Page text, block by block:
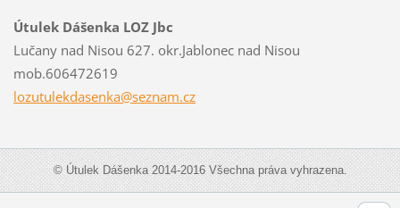
Útulek Dášenka LOZ Jbc
Lučany nad Nisou 627. okr.Jablonec nad Nisou
mob.606472619
lozutulekdasenka@seznam.cz
© Útulek Dášenka 2014-2016 Všechna práva vyhrazena.